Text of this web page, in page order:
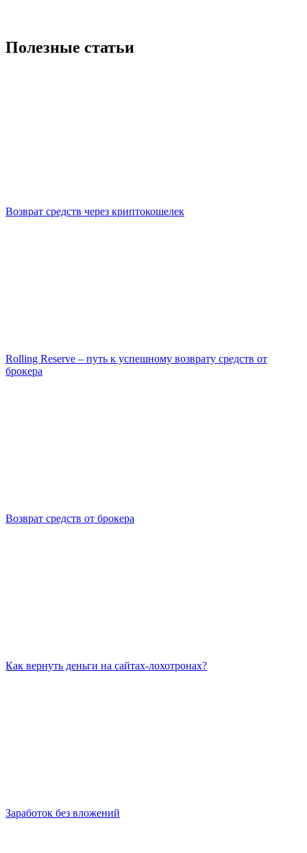
Полезные статьи
Возврат средств через криптокошелек
Rolling Reserve – путь к успешному возврату средств от
брокера
Возврат средств от брокера
Как вернуть деньги на сайтах-лохотронах?
Заработок без вложений